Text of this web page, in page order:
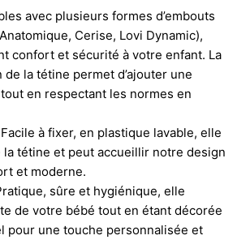
avec plusieurs formes d’embouts
Cerise, Lovi Dynamic),
confort et sécurité à votre enfant. La
la tétine permet d’ajouter une
en respectant les normes en
à fixer, en plastique lavable, elle
tétine et peut accueillir notre design
et moderne.
sûre et hygiénique, elle
de votre bébé tout en étant décorée
pour une touche personnalisée et